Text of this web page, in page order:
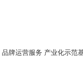
品牌运营服务 产业化示范